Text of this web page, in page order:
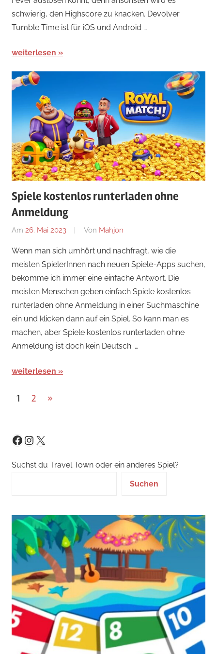
schwierig, den Highscore zu knacken. Devolver
Tumble Time ist für iOS und Android …
weiterlesen
Spiele kostenlos runterladen ohne
Anmeldung
Am 26. Mai 2023 Von Mahjon
Wenn man sich umhört und nachfragt, wie die
meisten SpielerInnen nach neuen Spiele-Apps suchen,
bekomme ich immer eine einfache Antwort. Die
meisten Menschen geben einfach Spiele kostenlos
runterladen ohne Anmeldung in einer Suchmaschine
ein und klicken dann auf ein Spiel. So kann man es
machen, aber Spiele kostenlos runterladen ohne
Anmeldung ist doch kein Deutsch. …
weiterlesen
Seitennummerierung
Beiträge
1 2
Nächste
»
Facebook
Instagram
X
Suchst du Travel Town oder ein anderes Spiel?
Suchen